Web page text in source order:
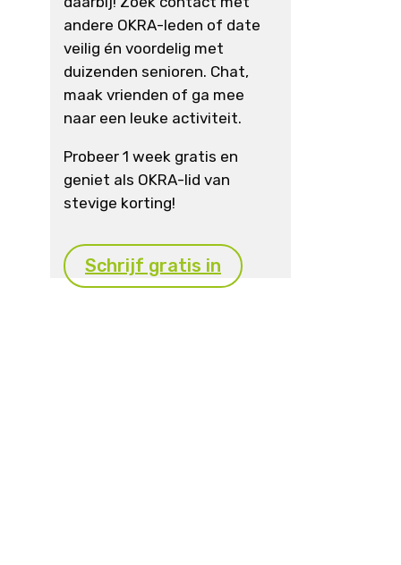
andere OKRA-leden of date
veilig én voordelig met
duizenden senioren. Chat,
maak vrienden of ga mee
naar een leuke activiteit.
Probeer 1 week gratis en
geniet als OKRA-lid van
stevige korting!
Schrijf gratis in